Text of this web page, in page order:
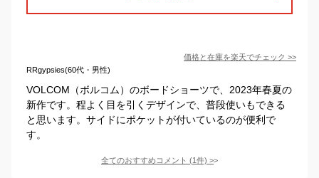
価格と在庫を楽天でチェック >>
RRgypsies(60代・男性)
VOLCOM（ボルコム）のボードショーツで、2023年春夏の
新作です。程よく目を引くデザインで、普段使いもできる
と思います。サイドにポケットが付いているのが便利で
す。
全てのおすすめコメント (1件) >